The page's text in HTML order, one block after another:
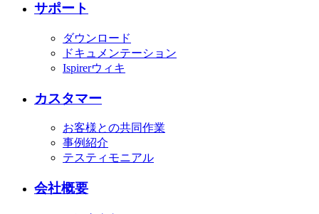
サポート
ダウンロード
ドキュメンテーション
Ispirerウィキ
カスタマー
お客様との共同作業
事例紹介
テスティモニアル
会社概要